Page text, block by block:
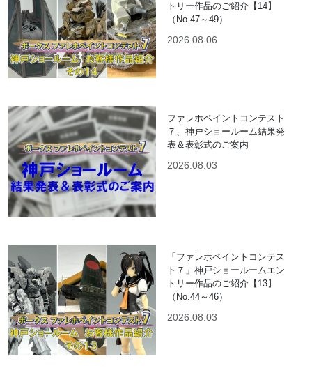
トリー作品のご紹介【14】
（No.47～49）
2026.08.06
ファレホペイントコンテスト
７、神戸ショールーム結果発
表＆表彰式のご案内
2026.08.03
「ファレホペイントコンテス
ト７」神戸ショールームエン
トリー作品のご紹介【13】
（No.44～46）
2026.08.03